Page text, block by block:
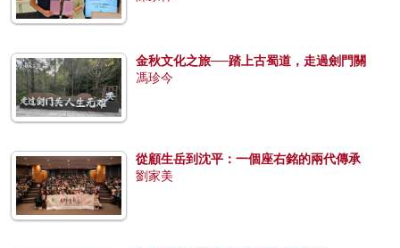
金秋文化之旅──踏上古蜀道，走過劍門關
馮珍今
從顧生岳到沈平：一個座右銘的兩代傳承
劉家美